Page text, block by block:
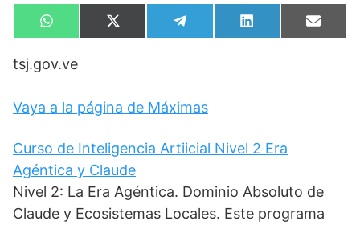
Compartir
en
W
h
t
p
p
Compartir
en
X
(
t
e
)
Compartir
en
e
a
m
Compartir
en
L
i
en
E
m
tsj.gov.ve
Vaya a la página de Máximas
Curso de Inteligencia Artiicial Nivel 2 Era
Agéntica y Claude
Nivel 2: La Era Agéntica. Dominio Absoluto de
Claude y Ecosistemas Locales. Este programa